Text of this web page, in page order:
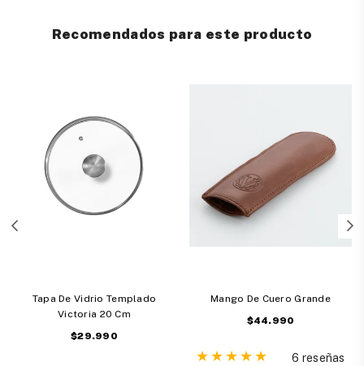
Recomendados para este producto
Tapa De Vidrio Templado
Victoria 20 Cm
Precio
$29.990
Mango De Cuero Grande
Precio
$44.990
6 reseñas